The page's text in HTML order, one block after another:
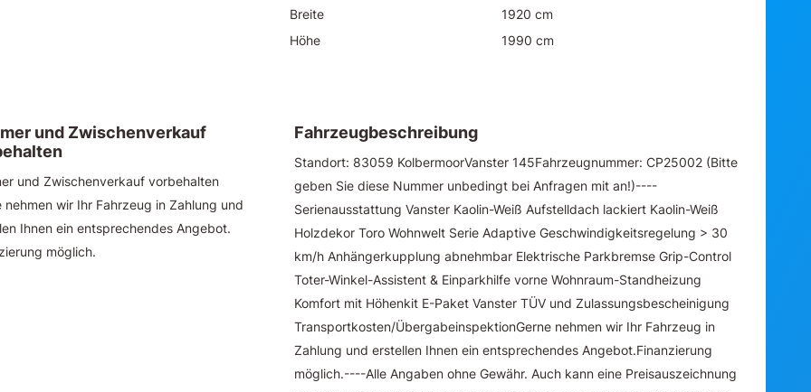
Breite
1920 cm
Höhe
1990 cm
und Zwischenverkauf
und Zwischenverkauf vorbehalten
nehmen wir Ihr Fahrzeug in Zahlung und
Ihnen ein entsprechendes Angebot.
möglich.
Fahrzeugbeschreibung
Standort: 83059 KolbermoorVanster 145Fahrzeugnummer: CP25002 (Bitte
geben Sie diese Nummer unbedingt bei Anfragen mit an!)----
Serienausstattung Vanster Kaolin-Weiß Aufstelldach lackiert Kaolin-Weiß
Holzdekor Toro Wohnwelt Serie Adaptive Geschwindigkeitsregelung > 30
km/h Anhängerkupplung abnehmbar Elektrische Parkbremse Grip-Control
Toter-Winkel-Assistent & Einparkhilfe vorne Wohnraum-Standheizung
Komfort mit Höhenkit E-Paket Vanster TÜV und Zulassungsbescheinigung
Transportkosten/ÜbergabeinspektionGerne nehmen wir Ihr Fahrzeug in
Zahlung und erstellen Ihnen ein entsprechendes Angebot.Finanzierung
möglich.----Alle Angaben ohne Gewähr. Auch kann eine Preisauszeichnung